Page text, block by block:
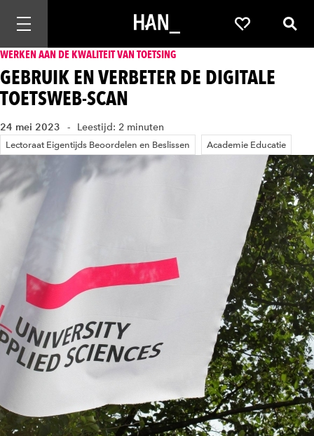
Mobiele navigatie openen Favorieten
WERKEN AAN DE KWALITEIT VAN TOETSING
GEBRUIK EN VERBETER DE DIGITALE
TOETSWEB-SCAN
24 mei 2023 Leestijd: 2 minuten
Lectoraat Eigentijds Beoordelen en Beslissen Academie Educatie